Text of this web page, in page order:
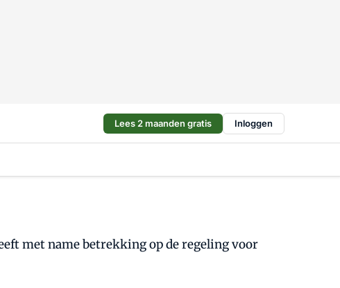
Lees 2 maanden gratis Inloggen
met name betrekking op de regeling voor